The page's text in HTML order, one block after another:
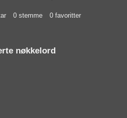
0 stemme 0 favoritter
nøkkelord